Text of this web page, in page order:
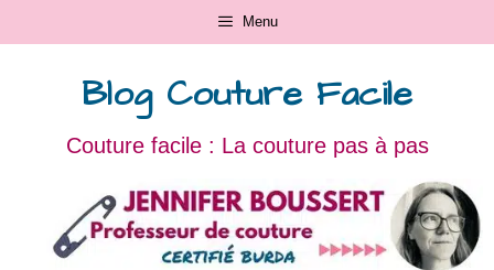
Menu
Blog Couture Facile
Couture facile : La couture pas à pas